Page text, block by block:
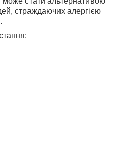
страждаючих алергією